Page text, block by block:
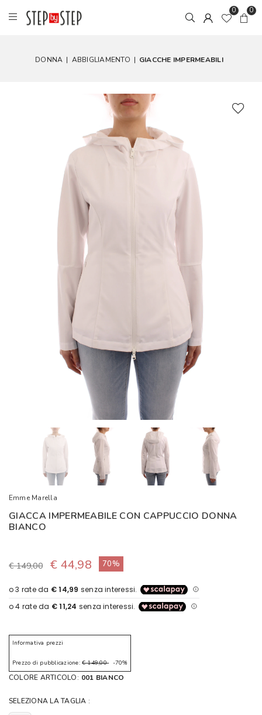
0 0
DONNA | ABBIGLIAMENTO | GIACCHE IMPERMEABILI
Emme Marella
GIACCA IMPERMEABILE CON CAPPUCCIO DONNA
BIANCO
€ 149,00 € 44,98 70%
Informativa prezzi
Prezzo di pubblicazione: € 149,00-70%
COLORE ARTICOLO: 001 BIANCO
SELEZIONA LA TAGLIA :